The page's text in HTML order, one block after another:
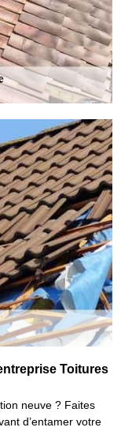
Toitures
neuve ? Faites
d’entamer votre